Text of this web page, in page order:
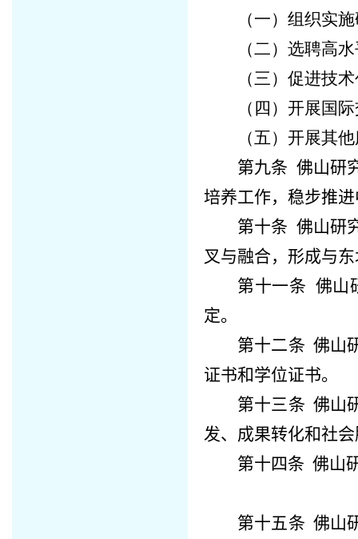
（一）组织实
（二）选聘高
（三）促进技
（四）开展国
（五）开展其
第九条 佛山研
培养工作，稳步推
第十条 佛山研
叉与融合，形成与
第十一条 佛山
定。
第十二条佛山
证书和学位证书。
第十三条佛山
发、成果转化和社
第十四条佛山
第十五条佛山